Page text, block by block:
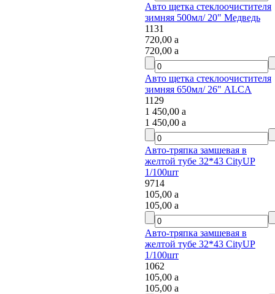
Авто щетка стеклоочистителя
зимняя 500мл/ 20" Медведь
1131
720,00a
720,00a
Авто щетка стеклоочистителя
зимняя 650мл/ 26" ALCA
1129
1 450,00a
1 450,00a
Авто-тряпка замшевая в
желтой тубе 32*43 CityUP
1/100шт
9714
105,00a
105,00a
Авто-тряпка замшевая в
желтой тубе 32*43 CityUP
1/100шт
1062
105,00a
105,00a